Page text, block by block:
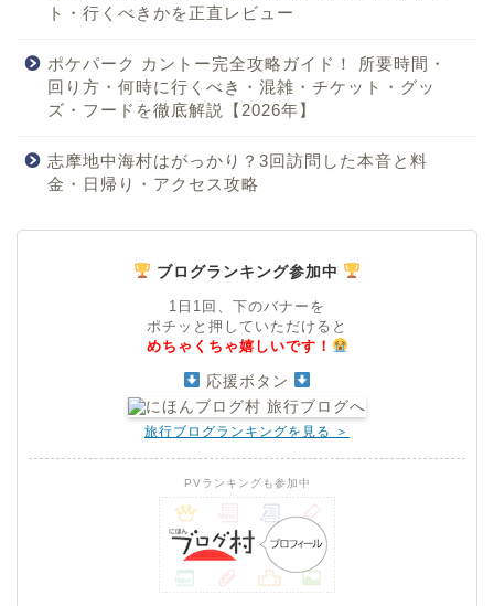
ト・行くべきかを正直レビュー
ポケパーク カントー完全攻略ガイド！ 所要時間・
回り方・何時に行くべき・混雑・チケット・グッ
ズ・フードを徹底解説【2026年】
志摩地中海村はがっかり？3回訪問した本音と料
金・日帰り・アクセス攻略
ブログランキング参加中
1日1回、下のバナーを
ポチッと押していただけると
めちゃくちゃ嬉しいです！
応援ボタン
旅行ブログランキングを見る ＞
PVランキングも参加中